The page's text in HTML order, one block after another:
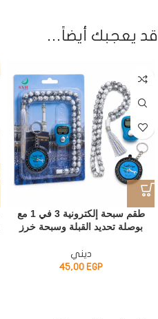
قد يعجبك أيضاً…
طقم سبحة إلكترونية 3 في 1 مع
بوصلة تحديد القبلة وسبحة خرز
ديني
45,00 EGP